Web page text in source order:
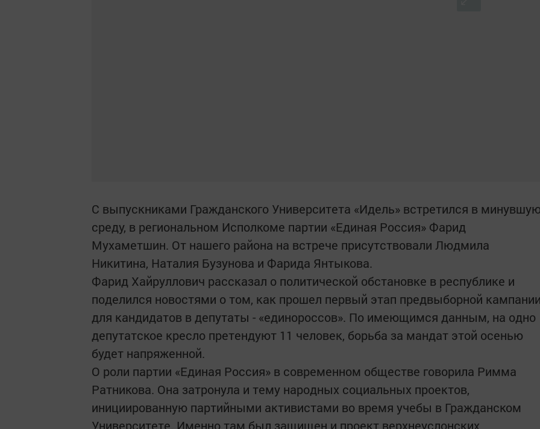
С выпускниками Гражданского Университета «Идель» встретился в
среду, в региональном Исполкоме партии «Единая Россия» Фарид
Мухаметшин. От нашего района на встрече присутствовали Людмила
Никитина, Наталия Бузунова и Фарида Янтыкова.
Фарид Хайруллович рассказал о политической обстановке в республике и
поделился новостями о том, как прошел первый этап предвыборной
для кандидатов в депутаты - «единороссов». По имеющимся данным, на одно
депутатское кресло претендуют 11 человек, борьба за мандат этой осенью
будет напряженной.
О роли партии «Единая Россия» в современном обществе говорила Римма
Ратникова. Она затронула и тему народных социальных проектов,
инициированную партийными активистами во время учебы в Гражданском
Университете. Именно там был защищен и проект верхнеуслонских